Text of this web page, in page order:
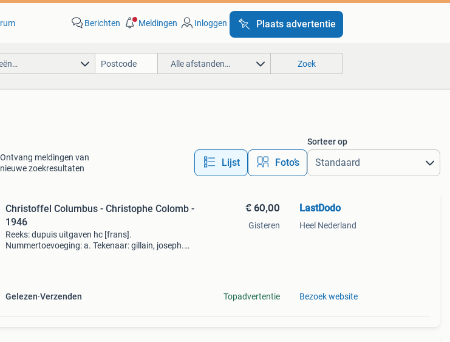
Berichten Meldingen Inloggen Plaats advertentie
Alle afstanden… Zoek
Ontvang meldingen van
nieuwe zoekresultaten
Lijst Foto’s
Sorteer op
Christoffel Columbus - Christophe Colomb -
1946
Reeks: dupuis uitgaven hc [frans].
Nummertoevoeging: a. Tekenaar: gillain, joseph.
Gelezen Verzenden
€ 60,00
Gisteren
Topadvertentie
LastDodo
Heel Nederland
Bezoek website